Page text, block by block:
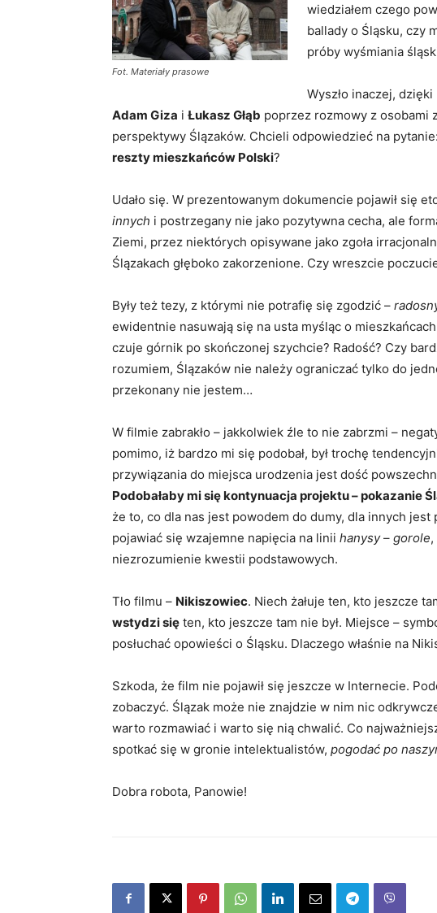
Fot. Materiały prasowe
wiedziałem czego
ballady o Śląsku, czy
próby wyśmiania
Wyszło inaczej,
Adam Giza i Łukasz Głąb poprzez rozmowy z osobami
perspektywy Ślązaków. Chcieli odpowiedzieć na pytanie:
reszty mieszkańców Polski?
Udało się. W prezentowanym dokumencie pojawił się
innych i postrzegany nie jako pozytywna cecha, ale
Ziemi, przez niektórych opisywane jako zgoła
Ślązakach głęboko zakorzenione. Czy wreszcie
Były też tezy, z którymi nie potrafię się zgodzić –
ewidentnie nasuwają się na usta myśląc o
czuje górnik po skończonej szychcie? Radość? Czy
rozumiem, Ślązaków nie należy ograniczać tylko do
przekonany nie jestem…
W filmie zabrakło – jakkolwiek źle to nie zabrzmi –
pomimo, iż bardzo mi się podobał, był trochę
przywiązania do miejsca urodzenia jest dość
Podobałaby mi się kontynuacja projektu – pokazanie
że to, co dla nas jest powodem do dumy, dla innych jest
pojawiać się wzajemne napięcia na linii hanysy– gorole
niezrozumienie kwestii podstawowych.
Tło filmu – Nikiszowiec. Niech żałuje ten, kto jeszcze
wstydzi się ten, kto jeszcze tam nie był. Miejsce –
posłuchać opowieści o Śląsku. Dlaczego właśnie na
Szkoda, że film nie pojawił się jeszcze w Internecie.
zobaczyć. Ślązak może nie znajdzie w nim nic
warto rozmawiać i warto się nią chwalić. Co
spotkać się w gronie intelektualistów, pogodać po
Dobra robota, Panowie!